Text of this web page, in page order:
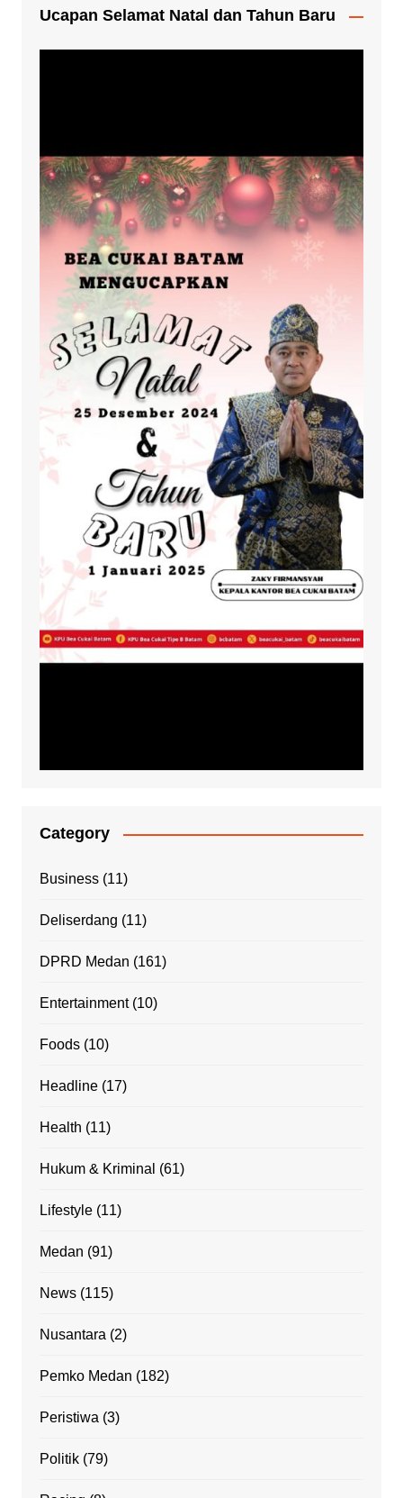
Ucapan Selamat Natal dan Tahun Baru
Category
Business(11)
Deliserdang (11)
DPRD Medan (161)
Entertainment(10)
Foods(10)
Headline(17)
Health (11)
Hukum & Kriminal (61)
Lifestyle(11)
Medan (91)
News(115)
Nusantara (2)
Pemko Medan (182)
Peristiwa (3)
Politik(79)